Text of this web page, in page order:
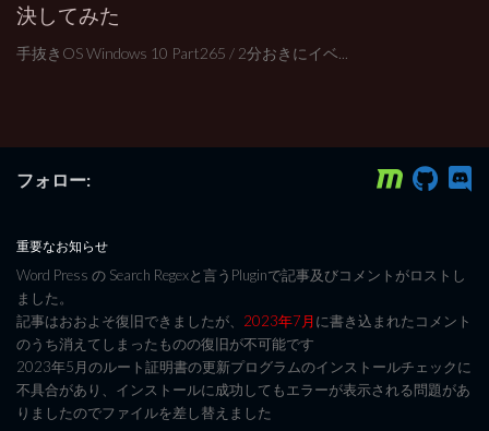
決してみた
手抜きOS Windows 10 Part265 / 2分おきにイベ...
フォロー:
重要なお知らせ
Word Press の Search Regexと言うPluginで記事及びコメントがロストし
ました。
記事はおおよそ復旧できましたが、 2023年7月に書き込まれたコメント
のうち消えてしまったものの復旧が不可能です
2023年5月のルート証明書の更新プログラムのインストールチェックに
不具合があり、インストールに成功してもエラーが表示される問題があ
りましたのでファイルを差し替えました